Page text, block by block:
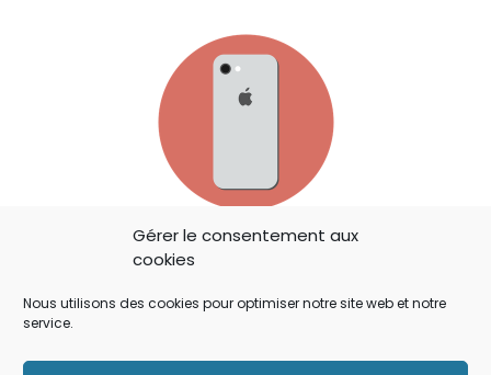
Gérer le consentement aux
cookies
Nous utilisons des cookies pour optimiser notre site web et notre
service.
IOS 14: APPLE A AJOUTÉ UN BOUTON
SECRET QUI A ÉCHAPPÉ À TOUT LE MONDE !